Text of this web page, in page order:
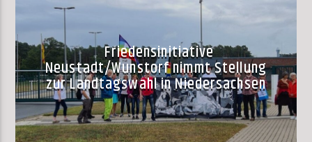
Friedensinitiative
Neustadt/Wunstorf nimmt Stellung
zur Landtagswahl in Niedersachsen